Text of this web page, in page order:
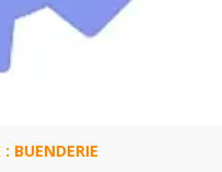
BUENDERIE